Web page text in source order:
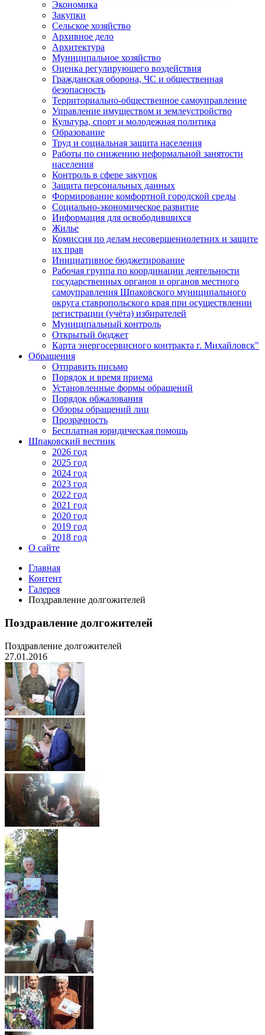
Экономика
Закупки
Сельское хозяйство
Архивное дело
Архитектура
Муниципальное хозяйство
Оценка регулирующего воздействия
Гражданская оборона, ЧС и общественная
безопасность
Территориально-общественное самоуправление
Управление имуществом и землеустройство
Культура, спорт и молодежная политика
Образование
Труд и социальная защита населения
Работы по снижению неформальной занятости
населения
Контроль в сфере закупок
Защита персональных данных
Формирование комфортной городской среды
Социально-экономическое развитие
Информация для освободившихся
Жилье
Комиссия по делам несовершеннолетних и защите
их прав
Инициативное бюджетирование
Рабочая группа по координации деятельности
государственных органов и органов местного
самоуправления Шпаковского муниципального
округа ставропольского края при осуществлении
регистрации (учёта) избирателей
Муниципальный контроль
Открытый бюджет
Карта энергосервисного контракта г. Михайловск"
Обращения
Отправить письмо
Порядок и время приема
Установленные формы обращений
Порядок обжалования
Обзоры обращений лиц
Прозрачность
Бесплатная юридическая помощь
Шпаковский вестник
2026 год
2025 год
2024 год
2023 год
2022 год
2021 год
2020 год
2019 год
2018 год
О сайте
Главная
Контент
Галерея
Поздравление долгожителей
Поздравление долгожителей
Поздравление долгожителей
27.01.2016